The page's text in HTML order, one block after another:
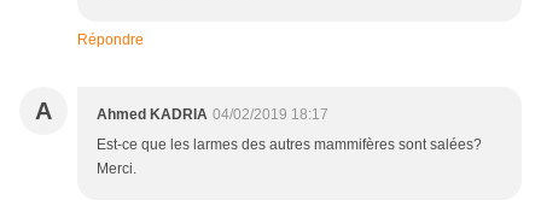
Répondre
A Ahmed KADRIA 04/02/2019 18:17
Est-ce que les larmes des autres mammifères sont salées?
Merci.